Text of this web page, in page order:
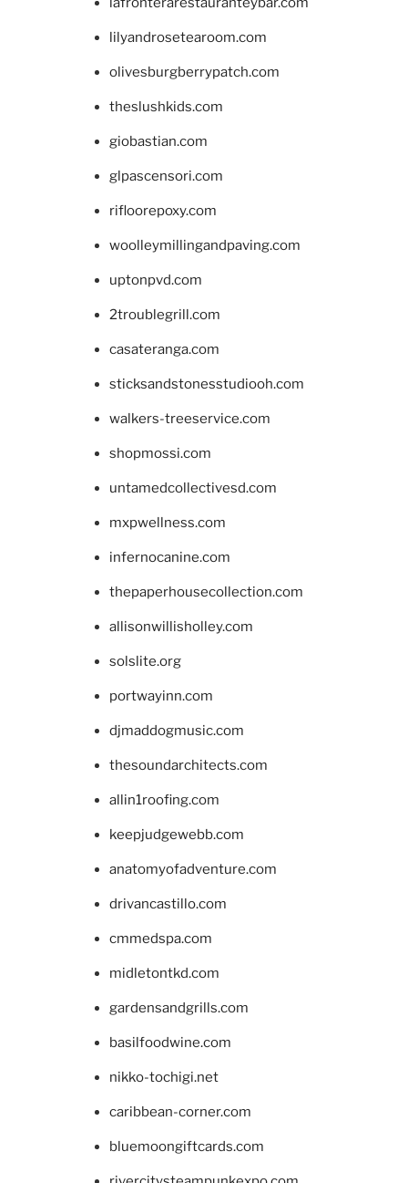
lilyandrosetearoom.com
olivesburgberrypatch.com
theslushkids.com
giobastian.com
glpascensori.com
rifloorepoxy.com
woolleymillingandpaving.com
uptonpvd.com
2troublegrill.com
casateranga.com
sticksandstonesstudiooh.com
walkers-treeservice.com
shopmossi.com
untamedcollectivesd.com
mxpwellness.com
infernocanine.com
thepaperhousecollection.com
allisonwillisholley.com
solslite.org
portwayinn.com
djmaddogmusic.com
thesoundarchitects.com
allin1roofing.com
keepjudgewebb.com
anatomyofadventure.com
drivancastillo.com
cmmedspa.com
midletontkd.com
gardensandgrills.com
basilfoodwine.com
nikko-tochigi.net
caribbean-corner.com
bluemoongiftcards.com